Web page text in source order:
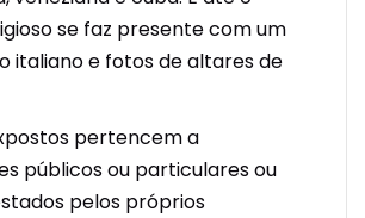
se faz presente com um
italiano e fotos de altares de
pertencem a
públicos ou particulares ou
pelos próprios